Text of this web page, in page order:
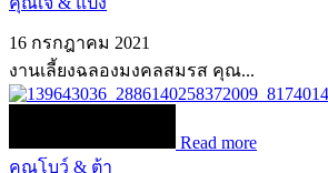
16 กรกฎาคม 2021
งานเลี้ยงฉลองมงคลสมรส คุณ...
Read more
คุณโบว์ & ต้า